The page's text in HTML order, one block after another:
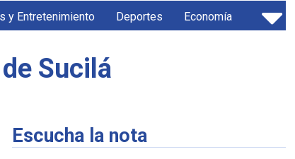
y Entretenimiento Deportes Economía
Sucilá
Escucha la nota